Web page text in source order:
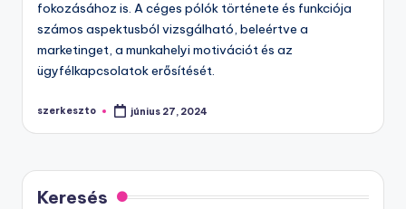
fokozásához is. A céges pólók története és funkciója
számos aspektusból vizsgálható, beleértve a
marketinget, a munkahelyi motivációt és az
ügyfélkapcsolatok erősítését.
Posted
szerkeszto június 27, 2024
Keresés